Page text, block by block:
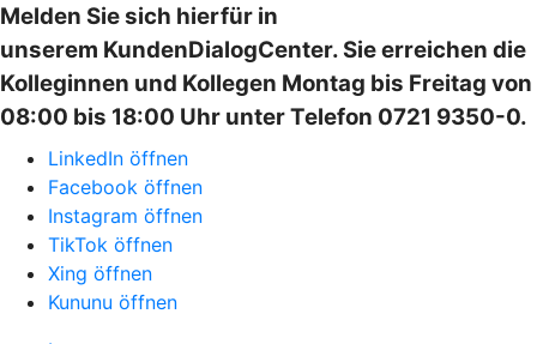
Melden Sie sich hierfür in
unserem KundenDialogCenter. Sie erreichen die
Kolleginnen und Kollegen Montag bis Freitag von
08:00 bis 18:00 Uhr unter Telefon 0721 9350-0.
LinkedIn öffnen
Facebook öffnen
Instagram öffnen
TikTok öffnen
Xing öffnen
Kununu öffnen